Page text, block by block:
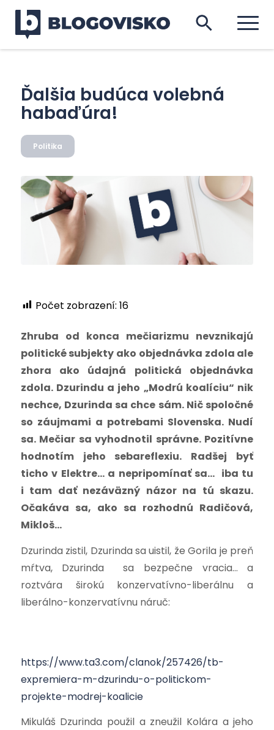
Ďalšia budúca volebná
habaďúra!
Politika
Počet zobrazení: 16
Zhruba od konca mečiarizmu nevznikajú
politické subjekty ako objednávka zdola ale
zhora ako údajná politická objednávka
zdola. Dzurindu a jeho „Modrú koalíciu“ nik
nechce, Dzurinda sa chce sám. Nič spoločné
so záujmami a potrebami Slovenska. Nudí
sa. Mečiar sa vyhodnotil správne. Pozitívne
hodnotím jeho sebareflexiu. Radšej byť
ticho v Elektre… a nepripomínať sa… iba tu
i tam dať nezáväzný názor na tú skazu.
Očakáva sa, ako sa rozhodnú Radičová,
Mikloš…
Dzurinda zistil, Dzurinda sa uistil, že Gorila je preň
mŕtva, Dzurinda sa bezpečne vracia… a
roztvára širokú konzervatívno-liberálnu a
liberálno-konzervatívnu náruč:
https://www.ta3.com/clanok/257426/tb-
expremiera-m-dzurindu-o-politickom-
projekte-modrej-koalicie
Mikuláš Dzurinda použil a zneužil Kolára a jeho